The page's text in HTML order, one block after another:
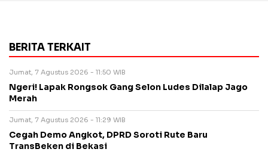
BERITA TERKAIT
Jumat, 7 Agustus 2026 - 11:50 WIB
Ngeri! Lapak Rongsok Gang Selon Ludes Dilalap Jago
Merah
Jumat, 7 Agustus 2026 - 11:29 WIB
Cegah Demo Angkot, DPRD Soroti Rute Baru
TransBeken di Bekasi